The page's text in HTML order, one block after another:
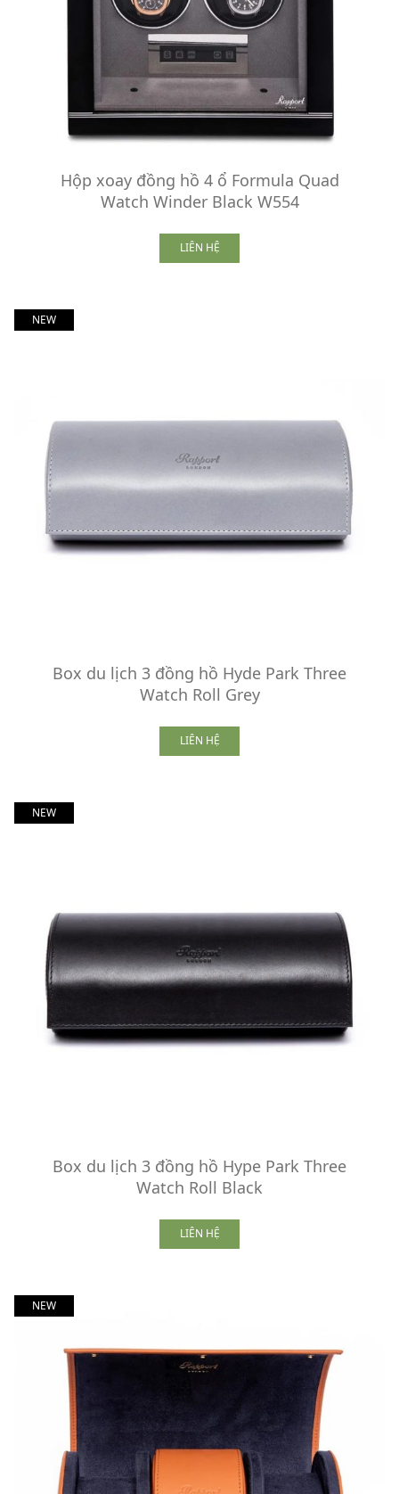
Hộp xoay đồng hồ 4 ổ Formula Quad
Watch Winder Black W554
LIÊN HỆ
NEW
Box du lịch 3 đồng hồ Hyde Park Three
Watch Roll Grey
LIÊN HỆ
NEW
Box du lịch 3 đồng hồ Hype Park Three
Watch Roll Black
LIÊN HỆ
NEW